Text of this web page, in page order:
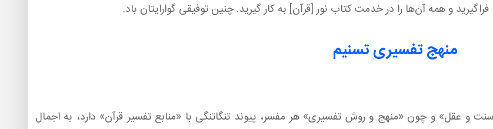
و همه آن‌ها را در خدمت كتاب نور [قرآن] به كار گیرید. چنین توفیقی گوارایتان باد.
منهج تفسیری تسنیم
سنت و عقل» و چون «منهج و روش تفسیری» هر مفسر، پیوند تنگاتنگی با «منابع تفسیر قرآن» دارد، به اجمال